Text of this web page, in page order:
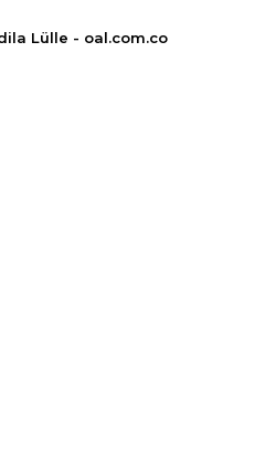
Lülle - oal.com.co